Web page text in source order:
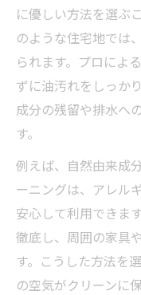
に優しい方法を選ぶ
のような住宅地では
られます。プロによ
ずに油汚れをしっか
成分の残留や排水へ
す。
例えば、自然由来成
ーニングは、アレル
安心して利用できま
徹底し、周囲の家具
す。こうした方法を
の空気がクリーンに